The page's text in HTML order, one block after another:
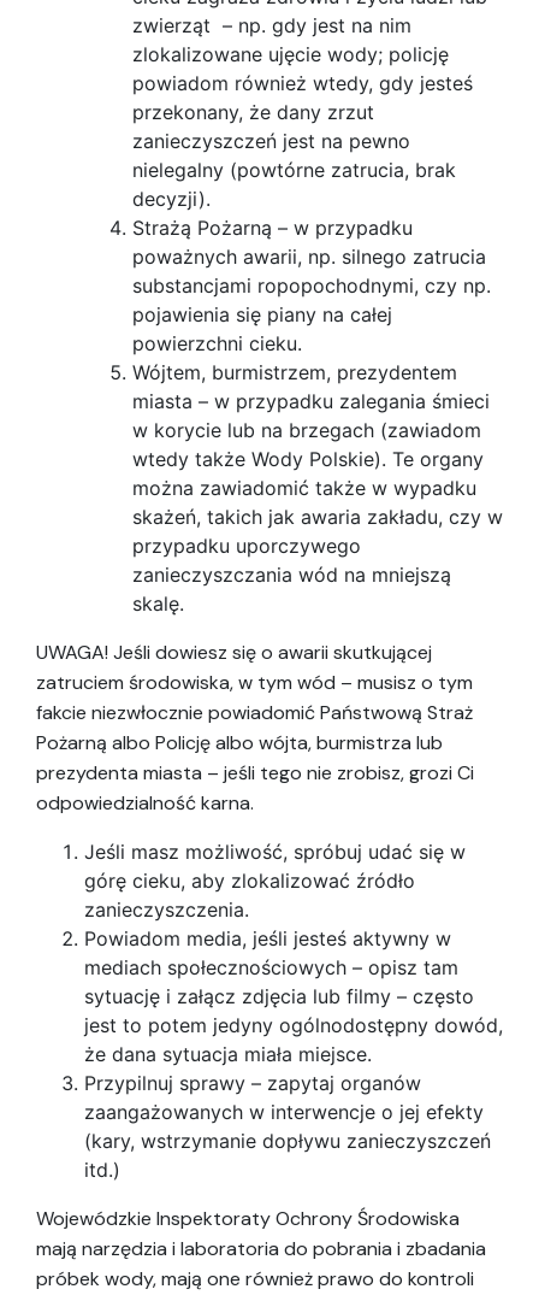
zwierząt – np. gdy jest na nim
zlokalizowane ujęcie wody; policję
powiadom również wtedy, gdy jesteś
przekonany, że dany zrzut
zanieczyszczeń jest na pewno
nielegalny (powtórne zatrucia, brak
decyzji).
Strażą Pożarną – w przypadku
poważnych awarii, np. silnego zatrucia
substancjami ropopochodnymi, czy np.
pojawienia się piany na całej
powierzchni cieku.
Wójtem, burmistrzem, prezydentem
miasta – w przypadku zalegania śmieci
w korycie lub na brzegach (zawiadom
wtedy także Wody Polskie). Te organy
można zawiadomić także w wypadku
skażeń, takich jak awaria zakładu, czy w
przypadku uporczywego
zanieczyszczania wód na mniejszą
skalę.
UWAGA! Jeśli dowiesz się o awarii skutkującej
zatruciem środowiska, w tym wód – musisz o tym
fakcie niezwłocznie powiadomić Państwową Straż
Pożarną albo Policję albo wójta, burmistrza lub
prezydenta miasta – jeśli tego nie zrobisz, grozi Ci
odpowiedzialność karna.
Jeśli masz możliwość, spróbuj udać się w
górę cieku, aby zlokalizować źródło
zanieczyszczenia.
Powiadom media, jeśli jesteś aktywny w
mediach społecznościowych – opisz tam
sytuację i załącz zdjęcia lub filmy – często
jest to potem jedyny ogólnodostępny dowód,
że dana sytuacja miała miejsce.
Przypilnuj sprawy – zapytaj organów
zaangażowanych w interwencje o jej efekty
(kary, wstrzymanie dopływu zanieczyszczeń
itd.)
Wojewódzkie Inspektoraty Ochrony Środowiska
mają narzędzia i laboratoria do pobrania i zbadania
próbek wody, mają one również prawo do kontroli